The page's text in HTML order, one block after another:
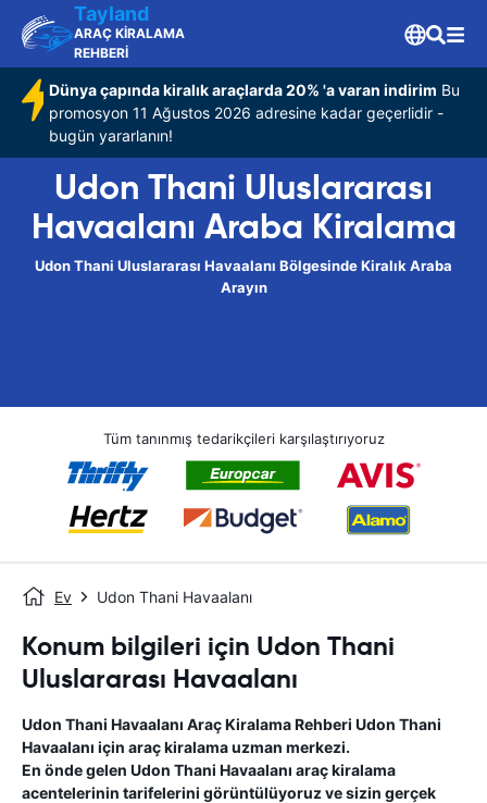
Tayland
ARAÇ KİRALAMA
REHBERİ
Dünya çapında kiralık araçlarda 20% 'a varan indirim Bu
promosyon 11 Ağustos 2026 adresine kadar geçerlidir -
bugün yararlanın!
Udon Thani Uluslararası
Havaalanı Araba Kiralama
Udon Thani Uluslararası Havaalanı Bölgesinde Kiralık Araba
Arayın
Tüm tanınmış tedarikçileri karşılaştırıyoruz
Ev Udon Thani Havaalanı
Konum bilgileri için Udon Thani
Uluslararası Havaalanı
Udon Thani Havaalanı Araç Kiralama Rehberi Udon Thani
Havaalanı için araç kiralama uzman merkezi.
En önde gelen Udon Thani Havaalanı araç kiralama
acentelerinin tarifelerini görüntülüyoruz ve sizin gerçek